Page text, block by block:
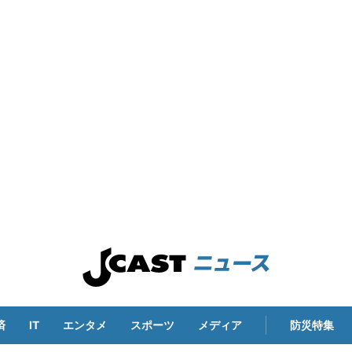
IT エンタメ スポーツ メディア 防災特集